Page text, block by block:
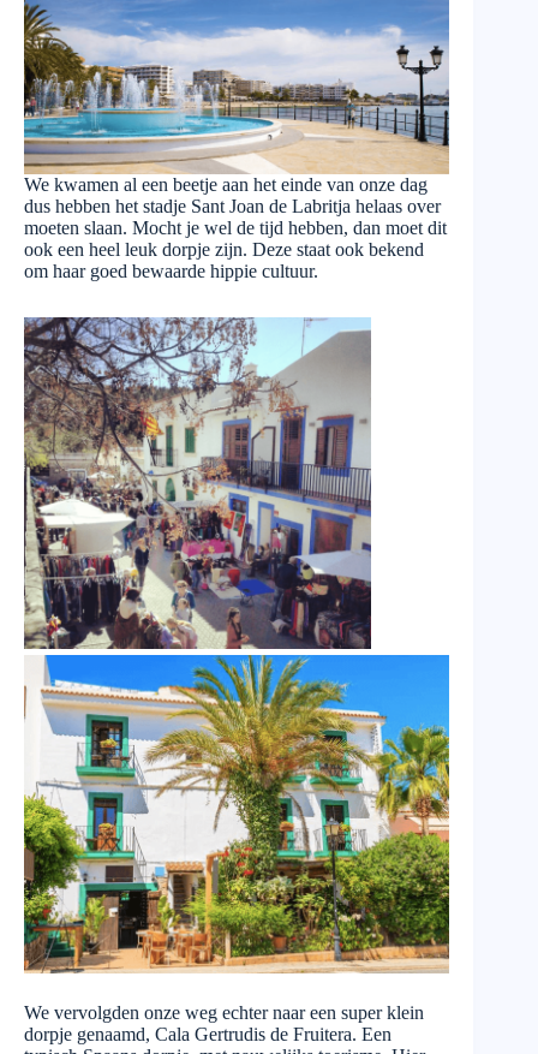
We kwamen al een beetje aan het einde van onze dag
dus hebben het stadje Sant Joan de Labritja helaas over
moeten slaan. Mocht je wel de tijd hebben, dan moet dit
ook een heel leuk dorpje zijn. Deze staat ook bekend
om haar goed bewaarde hippie cultuur.
We vervolgden onze weg echter naar een super klein
dorpje genaamd, Cala Gertrudis de Fruitera. Een